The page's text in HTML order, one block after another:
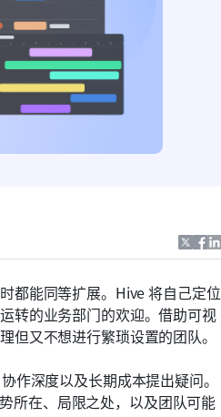
都能同等扩展。Hive 将自己定位
转的业务部门的欢迎。借助可视
又不想进行繁琐设置的团队。
作深度以及长期成本提出疑问。
所在、局限之处，以及团队可能